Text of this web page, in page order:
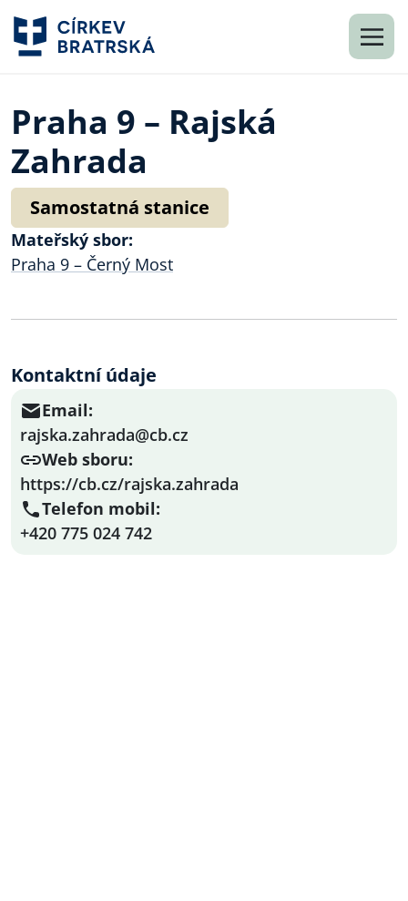
Praha 9 – Rajská
Zahrada
Samostatná stanice
Mateřský sbor:
Praha 9 – Černý Most
Kontaktní údaje
Email:
rajska.zahrada@cb.cz
Web sboru:
https://cb.cz/rajska.zahrada
Telefon mobil:
+420 775 024 742